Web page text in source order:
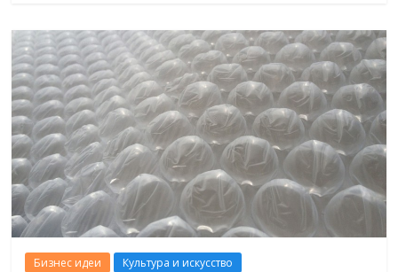
Бизнес идеи Культура и искусство